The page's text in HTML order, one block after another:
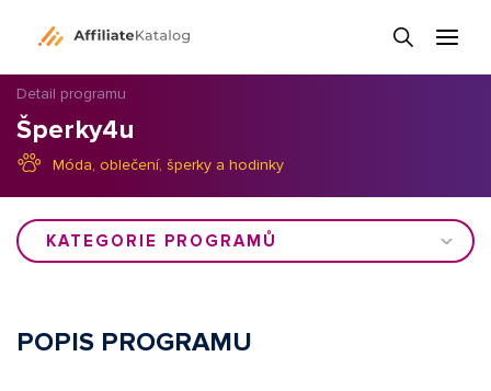
Detail programu
Šperky4u
Móda, oblečení, šperky a hodinky
KATEGORIE PROGRAMŮ
POPIS PROGRAMU